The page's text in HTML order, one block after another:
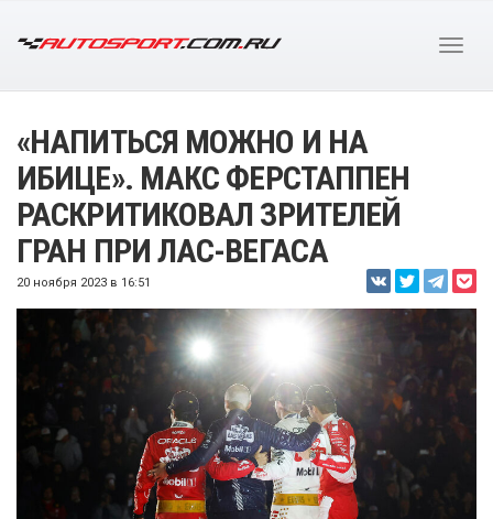
«НАПИТЬСЯ МОЖНО И НА
ИБИЦЕ». МАКС ФЕРСТАППЕН
РАСКРИТИКОВАЛ ЗРИТЕЛЕЙ
ГРАН ПРИ ЛАС-ВЕГАСА
20 ноября 2023 в 16:51